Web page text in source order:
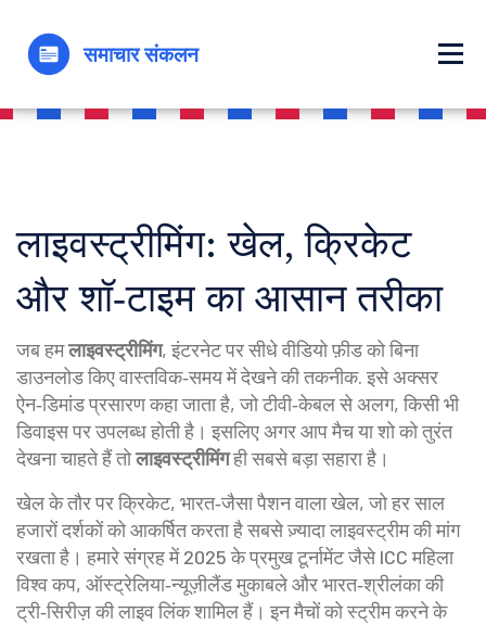
लाइवस्ट्रीमिंग: खेल, क्रिकेट
और शॉ‑टाइम का आसान तरीका
जब हमलाइवस्ट्रीमिंग,इंटरनेट पर सीधे वीडियो फ़ीड को बिना
डाउनलोड किए वास्तविक‑समय में देखने की तकनीक. इसे अक्सर
ऐन‑डिमांड प्रसारणकहा जाता है, जो टीवी‑केबल से अलग, किसी भी
डिवाइस पर उपलब्ध होती है। इसलिए अगर आप मैच या शो को तुरंत
देखना चाहते हैं तोलाइवस्ट्रीमिंगही सबसे बड़ा सहारा है।
खेल के तौर परक्रिकेट, भारत‑जैसा पैशन वाला खेल, जो हर साल
हजारों दर्शकों को आकर्षित करता हैसबसे ज़्यादा लाइवस्ट्रीम की मांग
रखता है। हमारे संग्रह में 2025 के प्रमुख टूर्नामेंट जैसे ICC महिला
विश्व कप, ऑस्ट्रेलिया‑न्यूज़ीलैंड मुकाबले और भारत‑श्रीलंका की
ट्री‑सिरीज़ की लाइव लिंक शामिल हैं। इन मैचों को स्ट्रीम करने के